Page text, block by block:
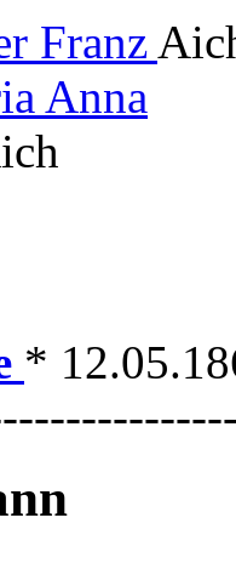
Franz
Anna
*